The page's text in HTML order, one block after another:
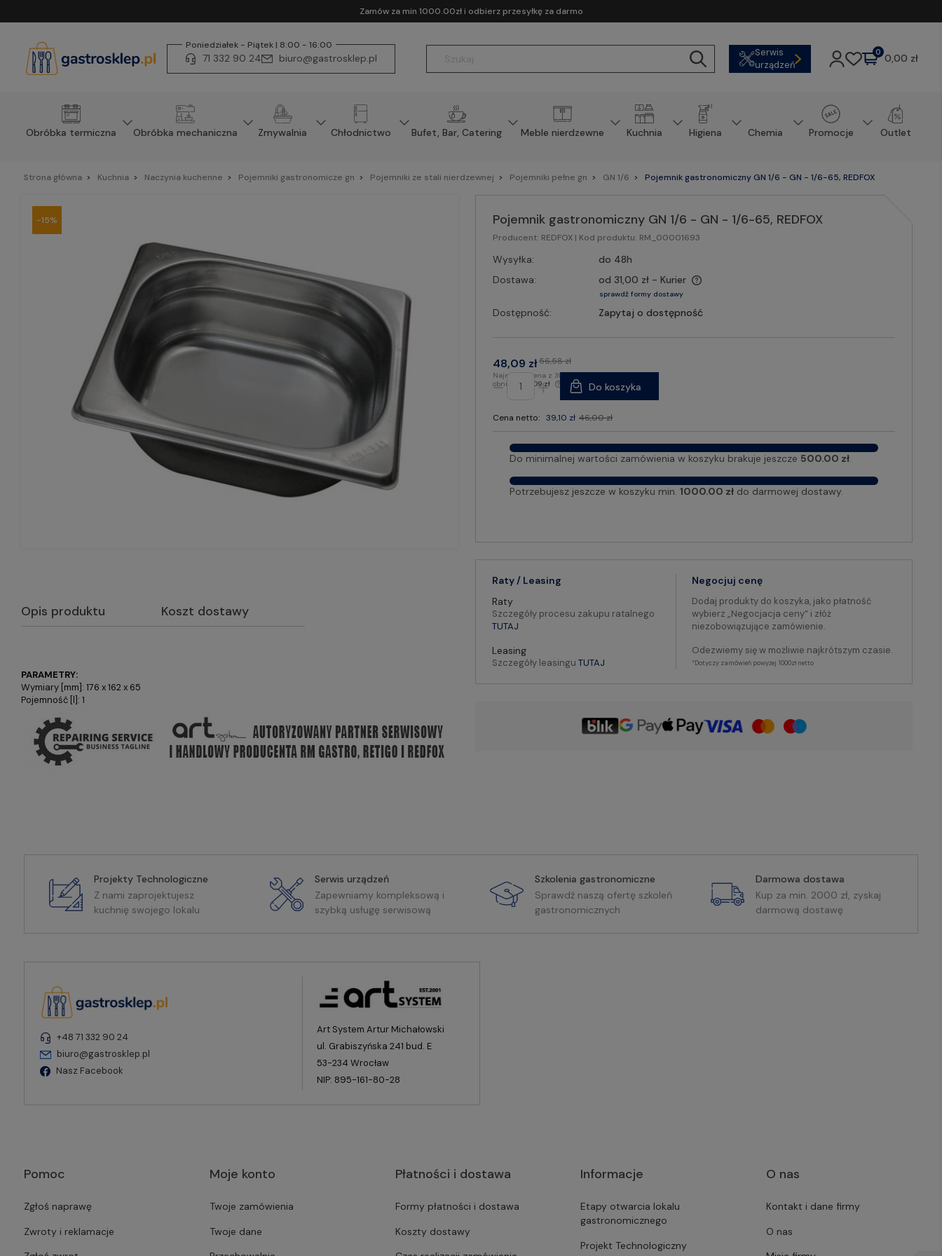
Zamów za min 1000.00zł i odbierz przesyłkę za darmo
Poniedziałek - Piątek | 8:00 - 16:00
71 332 90 24 biuro@gastrosklep.pl
Serwis
urządzeń
0,00 zł
0
Obróbka termiczna Obróbka mechaniczna Zmywalnia Chłodnictwo Bufet, Bar, Catering Meble nierdzewne Kuchnia Higiena Chemia Promocje Outlet
Strona główna Kuchnia Naczynia kuchenne Pojemniki gastronomicze gn Pojemniki ze stali nierdzewnej Pojemniki pełne gn GN 1/6 Pojemnik gastronomiczny GN 1/6 - GN - 1/6-65, REDFOX
-15%
Opis produktu Koszt dostawy
PARAMETRY:
Wymiary [mm]: 176 x 162 x 65
Pojemność [l]: 1
Pojemnik gastronomiczny GN 1/6 - GN - 1/6-65, REDFOX
Producent: REDFOX | Kod produktu: RM_00001693
Wysyłka:
do 48h
Dostawa:
od 31,00 zł - Kurier
sprawdź formy dostawy
Dostępność: Zapytaj o dostępność
48,09 zł56,58 zł
Najniższa cena z 30 dni przed
obniżką: 48,09 zł
Cena netto: 39,10 zł 46,00 zł
Do koszyka
Do minimalnej wartości zamówienia w koszyku brakuje jeszcze 500.00 zł.
Potrzebujesz jeszcze w koszyku min. 1000.00 złdo darmowej dostawy.
Raty / Leasing
Raty
Szczegóły procesu zakupu ratalnego
TUTAJ
Leasing
Szczegóły leasinguTUTAJ
Negocjuj cenę
Dodaj produkty do koszyka, jako płatność
wybierz „Negocjacja ceny” i złóż
niezobowiązujące zamówienie.
Odezwiemy się w możliwie najkrótszym czasie.
*Dotyczy zamówień powyżej 1000zł netto
Projekty Technologiczne
Z nami zaprojektujesz
kuchnię swojego lokalu
Serwis urządzeń
Zapewniamy kompleksową i
szybką usługę serwisową
Szkolenia gastronomiczne
Sprawdź naszą ofertę szkoleń
gastronomicznych
Darmowa dostawa
Kup za min. 2000 zł, zyskaj
darmową dostawę
+48 71 332 90 24
biuro@gastrosklep.pl
Nasz Facebook
Art System Artur Michałowski
ul. Grabiszyńska 241 bud. E
53-234 Wrocław
NIP: 895-161-80-28
Pomoc
Zgłoś naprawę
Zwroty i reklamacje
Moje konto
Twoje zamówienia
Twoje dane
Płatności i dostawa
Formy płatności i dostawa
Koszty dostawy
Informacje
Etapy otwarcia lokalu
gastronomicznego
Projekt Technologiczny
O nas
Kontakt i dane firmy
O nas